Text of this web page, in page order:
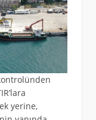
yerine,